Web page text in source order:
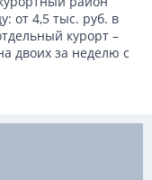
от 4,5 тыс. руб. в
курорт –
двоих за неделю с